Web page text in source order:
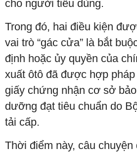
cho người tiêu dùng.
Trong đó, hai điều kiện
vai trò “gác cửa” là bắt
định hoặc ủy quyền của
xuất ôtô đã được hợp
giấy chứng nhận cơ sở
dưỡng đạt tiêu chuẩn do
tải cấp.
Thời điểm này, câu chuyện